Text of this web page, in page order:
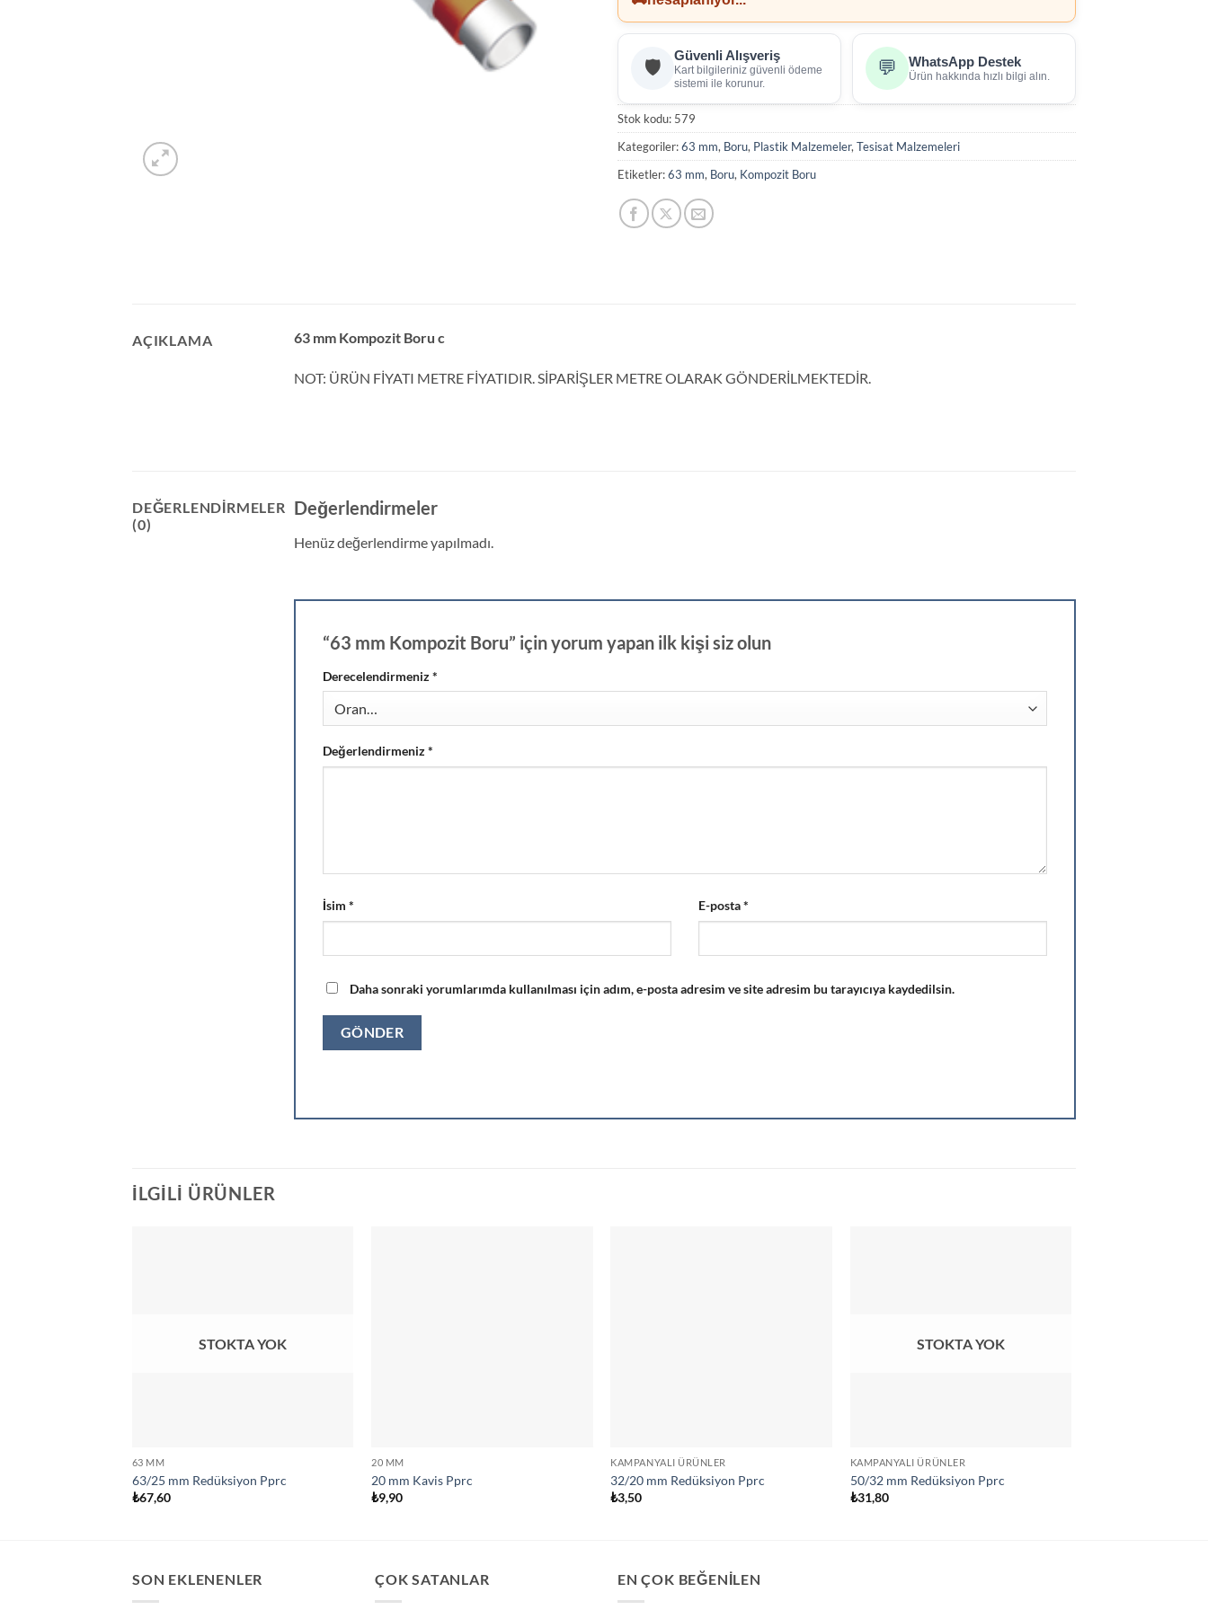
🛡️
Güvenli Alışveriş
Kart bilgileriniz güvenli ödeme
sistemi ile korunur.
💬 WhatsApp Destek
Ürün hakkında hızlı bilgi alın.
Stok kodu: 579
Kategoriler:63 mm, Boru, Plastik Malzemeler, Tesisat Malzemeleri
Etiketler:63 mm, Boru, Kompozit Boru
AÇIKLAMA 63 mm Kompozit Boru c
NOT: ÜRÜN FİYATI METRE FİYATIDIR. SİPARİŞLER METRE OLARAK GÖNDERİLMEKTEDİR.
DEĞERLENDIRMELER
(0)
Değerlendirmeler
Henüz değerlendirme yapılmadı.
“63 mm Kompozit Boru” için yorum yapan ilk kişi siz olun
Derecelendirmeniz*
Değerlendirmeniz*
İsim * E-posta*
Daha sonraki yorumlarımda kullanılması için adım, e-posta adresim ve site adresim bu tarayıcıya kaydedilsin.
İLGILI ÜRÜNLER
STOKTA YOK
63 MM
63/25 mm Redüksiyon Pprc
₺67,60
20 MM
20 mm Kavis Pprc
₺9,90
KAMPANYALI ÜRÜNLER
32/20 mm Redüksiyon Pprc
₺3,50
STOKTA YOK
KAMPANYALI ÜRÜNLER
50/32 mm Redüksiyon Pprc
₺31,80
SON EKLENENLER ÇOK SATANLAR EN ÇOK BEĞENİLEN